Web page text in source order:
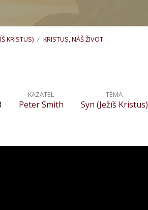
KRISTUS) / KRISTUS, NÁŠ ŽIVOT…
KAZATEL
Peter Smith
TÉMA
Syn (Ježíš Kristus)